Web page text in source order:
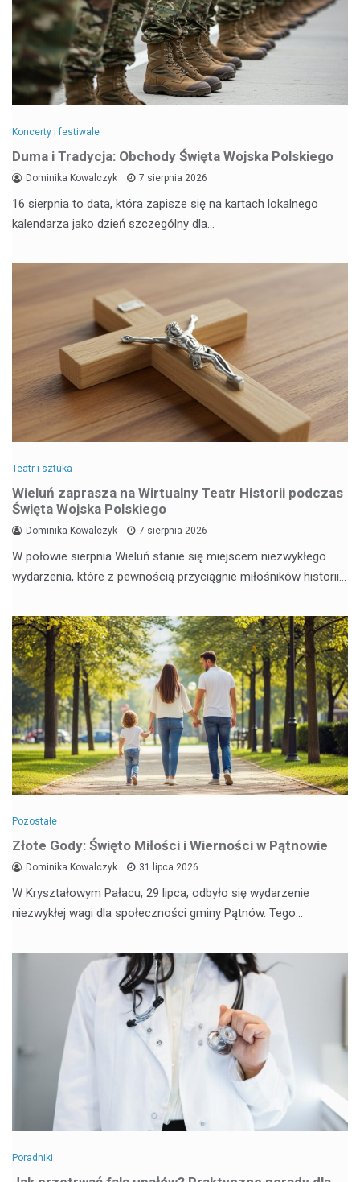
Koncerty i festiwale
Duma i Tradycja: Obchody Święta Wojska Polskiego
Dominika Kowalczyk 7 sierpnia 2026
16 sierpnia to data, która zapisze się na kartach lokalnego
kalendarza jako dzień szczególny dla…
Teatr i sztuka
Wieluń zaprasza na Wirtualny Teatr Historii podczas
Święta Wojska Polskiego
Dominika Kowalczyk 7 sierpnia 2026
W połowie sierpnia Wieluń stanie się miejscem niezwykłego
wydarzenia, które z pewnością przyciągnie miłośników historii…
Pozostałe
Złote Gody: Święto Miłości i Wierności w Pątnowie
Dominika Kowalczyk 31 lipca 2026
W Kryształowym Pałacu, 29 lipca, odbyło się wydarzenie
niezwykłej wagi dla społeczności gminy Pątnów. Tego…
Poradniki